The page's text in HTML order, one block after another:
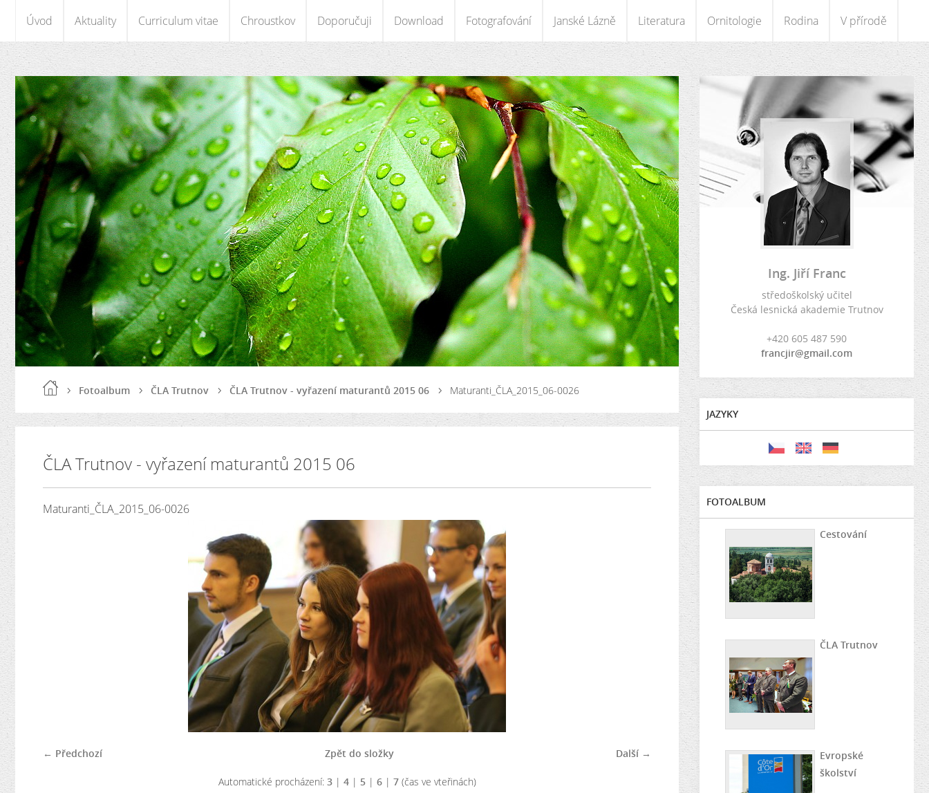
Úvod Aktuality Curriculum vitae Chroustkov Doporučuji Download Fotografování Janské Lázně Literatura Ornitologie Rodina V přírodě
Fotoalbum ČLA Trutnov ČLA Trutnov - vyřazení maturantů 2015 06 Maturanti_ČLA_2015_06-0026
ČLA Trutnov - vyřazení maturantů 2015 06
Maturanti_ČLA_2015_06-0026
← Předchozí Další →
Zpět do složky
Automatické procházení: 3| 4| 5| 6| 7(čas ve vteřinách)
Ing. Jiří Franc
středoškolský učitel
Česká lesnická akademie Trutnov
+420 605 487 590
francjir@gmail.com
JAZYKY
FOTOALBUM
Cestování
ČLA Trutnov
Evropské
školství